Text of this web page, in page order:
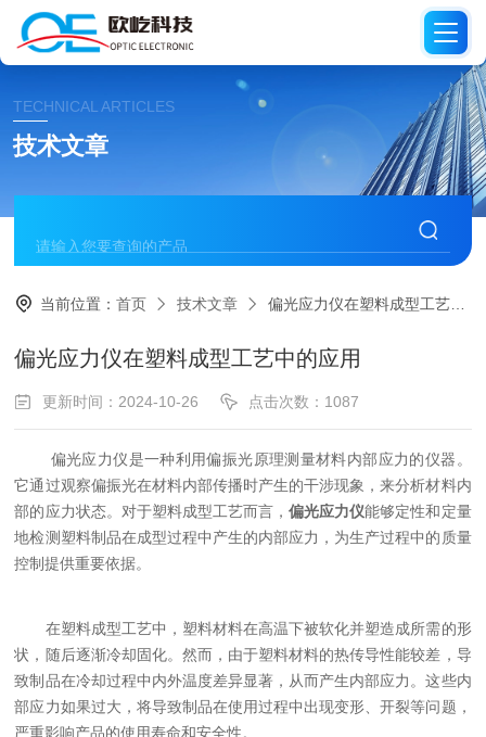
TECHNICAL ARTICLES
技术文章
当前位置：首页 技术文章 偏光应力仪在塑料成型工艺中的应用
偏光应力仪在塑料成型工艺中的应用
更新时间：2024-10-26 点击次数：1087
偏光应力仪是一种利用偏振光原理测量材料内部应力的仪器。
它通过观察偏振光在材料内部传播时产生的干涉现象，来分析材料内
部的应力状态。对于塑料成型工艺而言，偏光应力仪能够定性和定量
地检测塑料制品在成型过程中产生的内部应力，为生产过程中的质量
控制提供重要依据。
在塑料成型工艺中，塑料材料在高温下被软化并塑造成所需的形
状，随后逐渐冷却固化。然而，由于塑料材料的热传导性能较差，导
致制品在冷却过程中内外温度差异显著，从而产生内部应力。这些内
部应力如果过大，将导致制品在使用过程中出现变形、开裂等问题，
严重影响产品的使用寿命和安全性。